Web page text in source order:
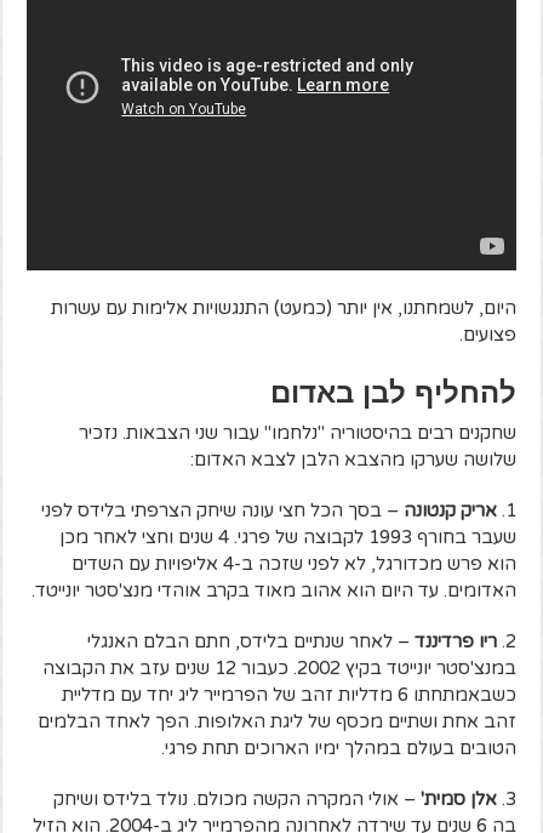
היום, לשמחתנו, אין יותר (כמעט) התנגשויות אלימות עם עשרות
פצועים.
להחליף לבן באדום
שחקנים רבים בהיסטוריה "נלחמו" עבור שני הצבאות. נזכיר
שלושה שערקו מהצבא הלבן לצבא האדום:
1. אריק קנטונה – בסך הכל חצי עונה שיחק הצרפתי בלידס לפני
שעבר בחורף 1993 לקבוצה של פרגי. 4 שנים וחצי לאחר מכן
הוא פרש מכדורגל, לא לפני שזכה ב-4 אליפויות עם השדים
האדומים. עד היום הוא אהוב מאוד בקרב אוהדי מנצ'סטר יונייטד.
2. ריו פרדיננד – לאחר שנתיים בלידס, חתם הבלם האנגלי
במנצ'סטר יונייטד בקיץ 2002. כעבור 12 שנים עזב את הקבוצה
כשבאמתחתו 6 מדליות זהב של הפרמייר ליג יחד עם מדליית
זהב אחת ושתיים מכסף של ליגת האלופות. הפך לאחד הבלמים
הטובים בעולם במהלך ימיו הארוכים תחת פרגי.
3. אלן סמית' – אולי המקרה הקשה מכולם. נולד בלידס ושיחק
בה 6 שנים עד שירדה לאחרונה מהפרמייר ליג ב-2004. הוא הזיל